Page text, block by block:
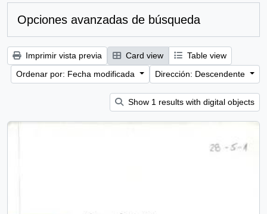
Opciones avanzadas de búsqueda
Imprimir vista previa Card view
Table view
Ordenar por: Fecha modificada
Dirección: Descendente
Show 1 results with digital objects